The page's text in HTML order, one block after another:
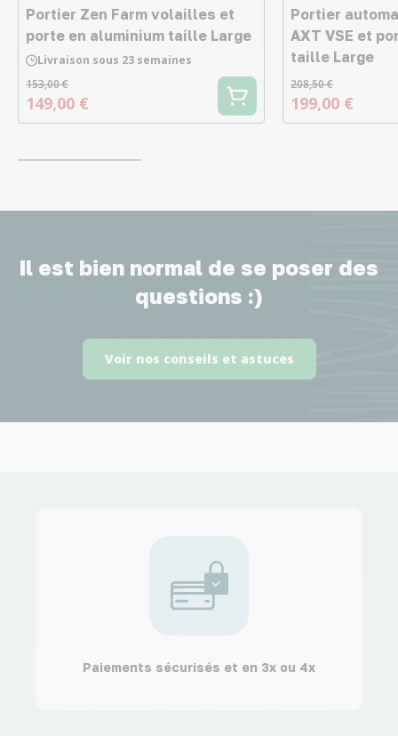
Portier Zen Farm volailles et
porte en aluminium taille Large
Livraison sous 23 semaines
153,00 €
149,00 €
Portier
AXT VSE et
taille Large
208,50 €
199,00 €
Il est bien normal de se poser des
questions :)
Voir nos conseils et astuces
Paiements sécurisés et en 3x ou 4x